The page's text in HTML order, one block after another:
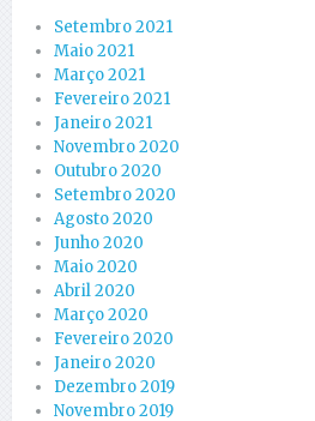
Setembro 2021
Maio 2021
Março 2021
Fevereiro 2021
Janeiro 2021
Novembro 2020
Outubro 2020
Setembro 2020
Agosto 2020
Junho 2020
Maio 2020
Abril 2020
Março 2020
Fevereiro 2020
Janeiro 2020
Dezembro 2019
Novembro 2019